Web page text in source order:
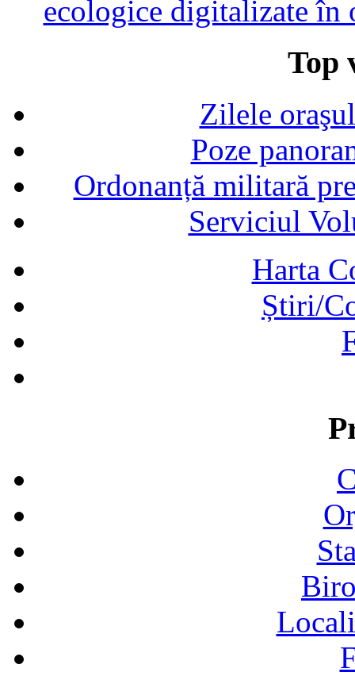
ecologice digitalizate în
Top
Zilele
Poze
Ordonanță militară
Serviciul
Harta
Știri/